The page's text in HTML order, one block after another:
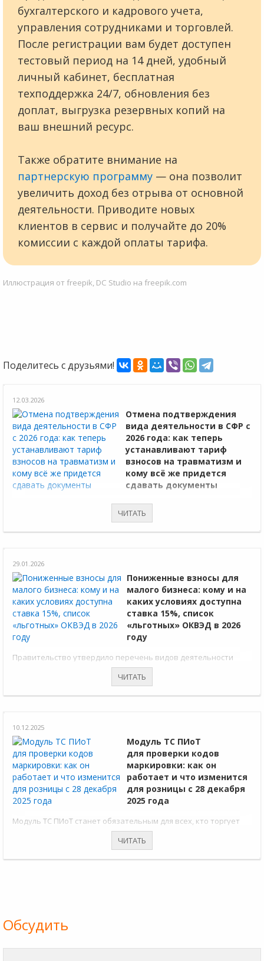
бухгалтерского и кадрового учета,
управления сотрудниками и торговлей.
После регистрации вам будет доступен
тестовый период на 14 дней, удобный
личный кабинет, бесплатная
техподдержка 24/7, обновления без
доплат, выгрузка резервных копий на
ваш внешний ресурс.
Также обратите внимание на
партнерскую программу — она позволит
увеличить доход без отрыва от основной
деятельности. Приводите новых
клиентов в сервис и получайте до 20%
комиссии с каждой оплаты тарифа.
Иллюстрация от freepik, DC Studio на freepik.com
Поделитесь с друзьями!
12.03.2026
Отмена подтверждения
вида деятельности в СФР с
2026 года: как теперь
устанавливают тариф
взносов на травматизм и
кому всё же придется
сдавать документы
В 2026 году бизнесу не нужно подтверждать основной вид
деятельности в СФР, за одним исключением.
ЧИТАТЬ
29.01.2026
Пониженные взносы для
малого бизнеса: кому и на
каких условиях доступна
ставка 15%, список
«льготных» ОКВЭД в 2026
году
Правительство утвердило перечень видов деятельности
МСП, для которых доступен пониженный тариф страховых
ЧИТАТЬ
10.12.2025
Модуль ТС ПИоТ
для проверки кодов
маркировки: как он
работает и что изменится
для розницы с 28 декабря
2025 года
Модуль ТС ПИоТ станет обязательным для всех, кто торгует
маркированными товарами в розницу. Разбираемся, что это
за модуль и как он работает.ЧИТАТЬ
Обсудить